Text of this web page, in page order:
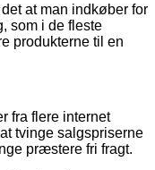
at man indkøber for
som i de fleste
produkterne til en
fra flere internet
tvinge salgspriserne
præstere fri fragt.